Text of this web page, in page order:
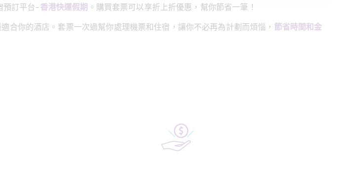
預訂平台- 香港快運假期 。購買套票可以享折上折優惠，幫你節省一筆！
合你的酒店。套票一次過幫你處理機票和住宿，讓你不必再為計劃而煩惱， 節省時間和金